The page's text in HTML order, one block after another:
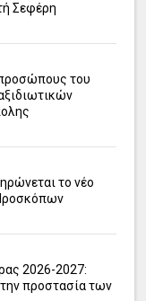
Σεφέρη
του
το νέο
2026-2027:
την προστασία των